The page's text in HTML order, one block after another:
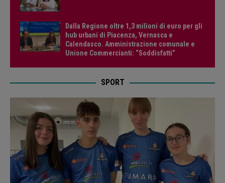
Dalla Regione oltre 1,3 milioni di euro per gli
hub urbani di Piacenza, Vernasca e
Calendasco. Amministrazione comunale e
Unione Commercianti: “Soddisfatti”
SPORT